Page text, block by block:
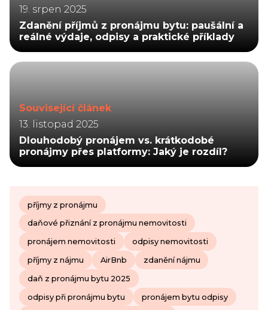
19. srpen 2025
Zdanění příjmů z pronájmu bytu: paušální a
reálné výdaje, odpisy a praktické příklady
Související článek
13. listopad 2025
Dlouhodobý pronájem vs. krátkodobé
pronájmy přes platformy: Jaký je rozdíl?
příjmy z pronájmu
daňové přiznání z pronájmu nemovitosti
pronájem nemovitosti odpisy nemovitosti
příjmy z nájmu AirBnb zdanění nájmu
daň z pronájmu bytu 2025
odpisy při pronájmu bytu pronájem bytu odpisy